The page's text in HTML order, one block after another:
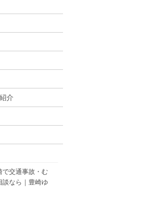
介
で交通事故・む
談なら｜豊崎ゆ